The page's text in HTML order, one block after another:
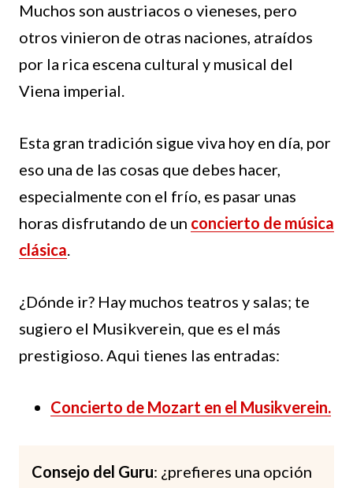
Muchos son austriacos o vieneses, pero
otros vinieron de otras naciones, atraídos
por la rica escena cultural y musical del
Viena imperial.
Esta gran tradición sigue viva hoy en día, por
eso una de las cosas que debes hacer,
especialmente con el frío, es pasar unas
horas disfrutando de un concierto de música
clásica.
¿Dónde ir? Hay muchos teatros y salas; te
sugiero el Musikverein, que es el más
prestigioso. Aqui tienes las entradas:
Concierto de Mozart en el Musikverein.
Consejo del Guru: ¿prefieres una opción